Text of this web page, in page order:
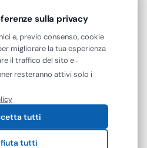
di noi
sulla privacy
e, previo consenso, cookie
migliorare la tua esperienza
il traffico del sito e
personalizzati. Puoi
gestire le tue
o revocare il consenso in
resteranno attivi solo i
tutti
tutti